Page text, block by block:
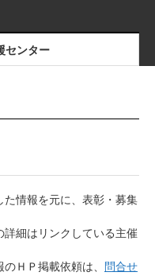
センター
た情報を元に、表彰・募集
細はリンクしている主催
ＨＰ掲載依頼は、
問合せ